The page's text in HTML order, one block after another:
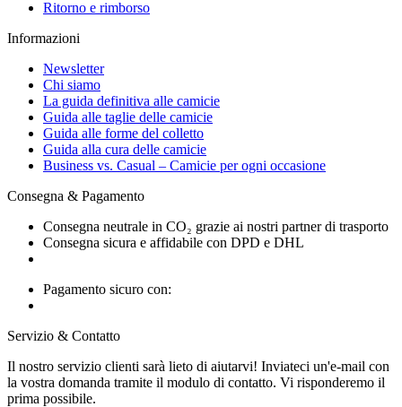
Ritorno e rimborso
Informazioni
Newsletter
Chi siamo
La guida definitiva alle camicie
Guida alle taglie delle camicie
Guida alle forme del colletto
Guida alla cura delle camicie
Business vs. Casual – Camicie per ogni occasione
Consegna & Pagamento
Consegna neutrale in CO₂ grazie ai nostri partner di trasporto
Consegna sicura e affidabile con DPD e DHL
Pagamento sicuro con:
Servizio & Contatto
Il nostro servizio clienti sarà lieto di aiutarvi! Inviateci un'e-mail con
la vostra domanda tramite il modulo di contatto. Vi risponderemo il
prima possibile.